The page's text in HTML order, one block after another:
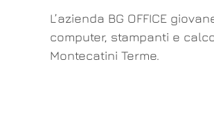
L’azienda BG OFFICE
computer, stampanti e
Montecatini Terme.